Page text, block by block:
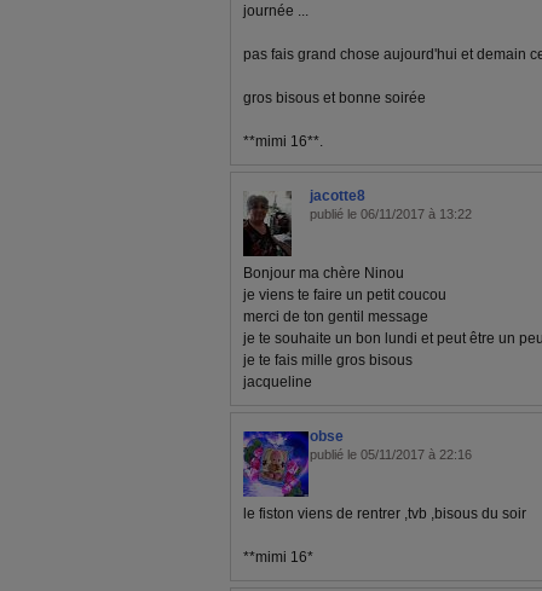
journée ...
pas fais grand chose aujourd'hui et demain
gros bisous et bonne soirée
**mimi 16**.
jacotte8
publié le 06/11/2017 à 13:22
Bonjour ma chère Ninou
je viens te faire un petit coucou
merci de ton gentil message
je te souhaite un bon lundi et peut être un
je te fais mille gros bisous
jacqueline
obse
publié le 05/11/2017 à 22:16
le fiston viens de rentrer ,tvb ,bisous du soir
**mimi 16*